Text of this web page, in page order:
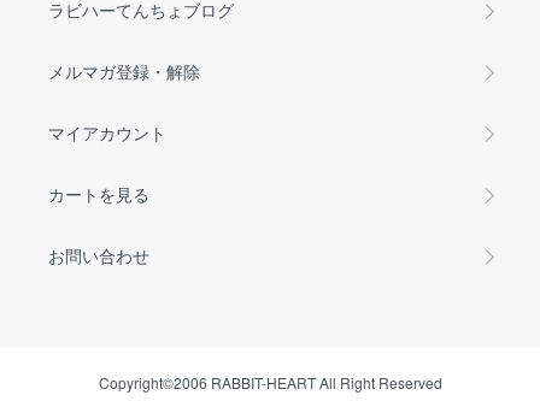
ラビハーてんちょブログ
メルマガ登録・解除
マイアカウント
カートを見る
お問い合わせ
Copyright©2006 RABBIT-HEART All Right Reserved